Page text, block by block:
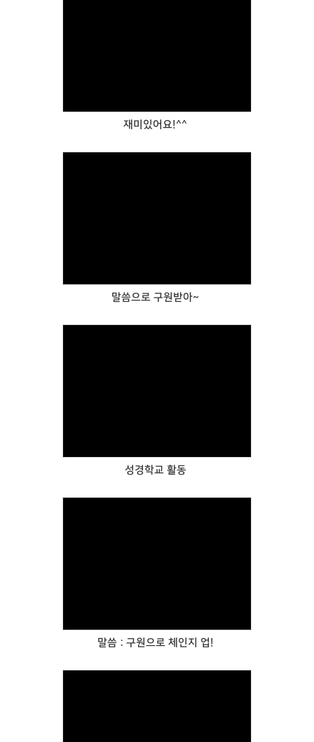
재미있어요!^^
말씀으로 구원받아~
성경학교 활동
말씀 : 구원으로 체인지 업!